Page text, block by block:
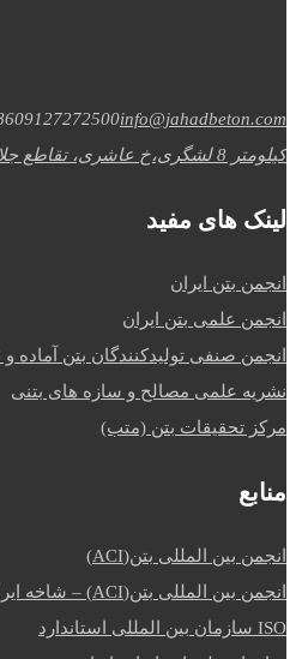
09127272500info@jahadbeton.com
کیلومتر 8 لشگری،خ عاشری، تقاطع جلال
لینک های مفید
انجمن بتن ایران
انجمن علمی بتن ایران
انجمن صنفی تولیدکنندگان بتن آماده
نشریه علمی مصالح و سازه های بتنی
مرکز تحقیقات بتن (متب)
منابع
انجمن بین المللی بتن(ACI)
انجمن بین المللی بتن(ACI) – شاخه ایران
ISO سازمان بین المللی استاندارد